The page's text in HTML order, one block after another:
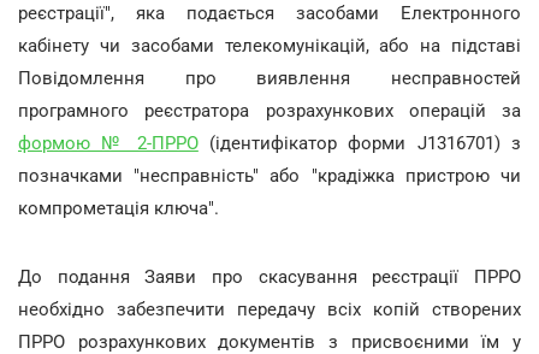
реєстрації", яка подається засобами Електронного
кабінету чи засобами телекомунікацій, або на підставі
Повідомлення про виявлення несправностей
програмного реєстратора розрахункових операцій за
формою № 2-ПРРО(ідентифікатор форми J1316701) з
позначками "несправність" або "крадіжка пристрою чи
компрометація ключа".
До подання Заяви про скасування реєстрації ПРРО
необхідно забезпечити передачу всіх копій створених
ПРРО розрахункових документів з присвоєними їм у